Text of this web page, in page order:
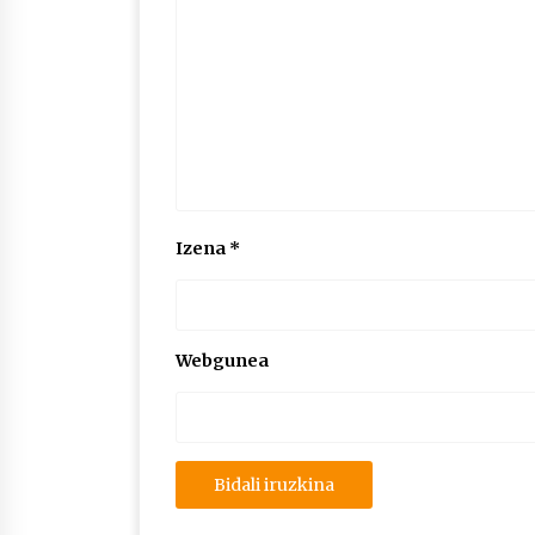
Izena *
Webgunea